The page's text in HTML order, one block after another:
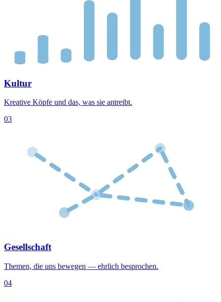
Kultur
Kreative Köpfe und das, was sie antreibt.
03
Gesellschaft
Themen, die uns bewegen — ehrlich besprochen.
04